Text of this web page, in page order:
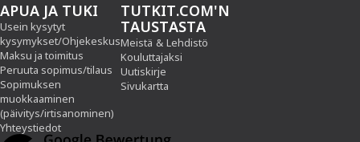
APUA JA TUKI
Usein kysytyt
kysymykset/Ohjekeskus
Maksu ja toimitus
Peruuta sopimus/tilaus
Sopimuksen
muokkaaminen
(päivitys/irtisanominen)
Yhteystiedot
TUTKIT.COM'N
TAUSTASTA
Meistä & Lehdistö
Kouluttajaksi
Uutiskirje
Sivukartta